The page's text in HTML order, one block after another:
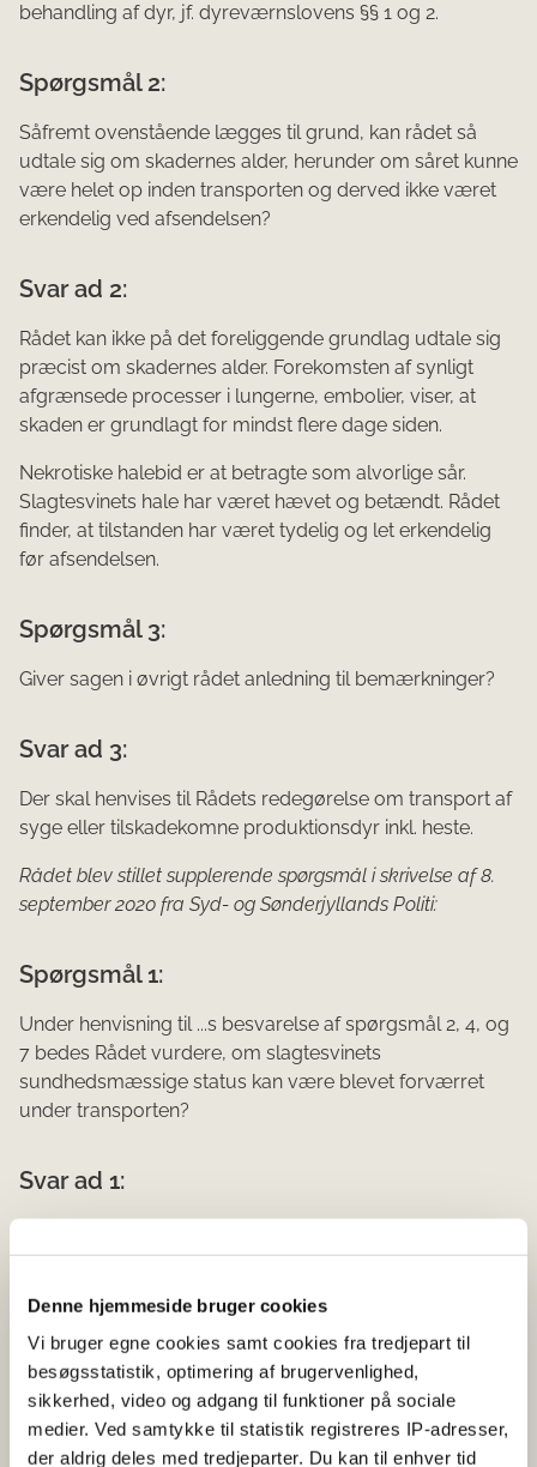
Denne hjemmeside bruger cookies
Vi bruger egne cookies samt cookies fra tredjepart til
besøgsstatistik, optimering af brugervenlighed,
sikkerhed, video og adgang til funktioner på sociale
medier. Ved samtykke til statistik registreres IP-adresser,
der aldrig deles med tredjeparter. Du kan til enhver tid
behandling af dyr, jf. dyreværnslovens §§ 1 og 2.
Spørgsmål 2:
Såfremt ovenstående lægges til grund, kan rådet så
udtale sig om skadernes alder, herunder om såret kunne
være helet op inden transporten og derved ikke været
erkendelig ved afsendelsen?
Svar ad 2:
Rådet kan ikke på det foreliggende grundlag udtale sig
præcist om skadernes alder. Forekomsten af synligt
afgrænsede processer i lungerne, embolier, viser, at
skaden er grundlagt for mindst flere dage siden.
Nekrotiske halebid er at betragte som alvorlige sår.
Slagtesvinets hale har været hævet og betændt. Rådet
finder, at tilstanden har været tydelig og let erkendelig
før afsendelsen.
Spørgsmål 3:
Giver sagen i øvrigt rådet anledning til bemærkninger?
Svar ad 3:
Der skal henvises til Rådets redegørelse om transport af
syge eller tilskadekomne produktionsdyr inkl. heste.
Rådet blev stillet supplerende spørgsmål i skrivelse af 8.
september 2020 fra Syd- og Sønderjyllands Politi:
Spørgsmål 1:
Under henvisning til ...s besvarelse af spørgsmål 2, 4, og
7 bedes Rådet vurdere, om slagtesvinets
sundhedsmæs­sige status kan være blevet forværret
under transporten?
Svar ad 1:
00253/2019-24-0152-00050 med embedsdyrlægens
ved det levende syn ved svinets ankomst til slagteriet
samt de fremlagte fotos og vurderer, at transporten af
et svin med halesår som beskrevet bl.a. med en 3 cm
nekrotisk spids samt ”betændelse i vævet ind til knoglen
der var blotlagt” ikke er sygdomsmæssige forandringer,
der i nogen grad er blevet forværret under transporten.